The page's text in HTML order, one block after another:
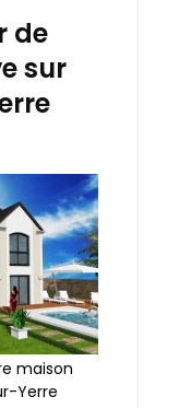
de
sur
maison
Yerre